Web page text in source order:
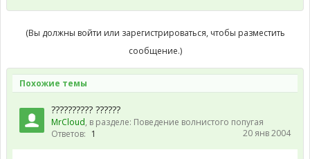
(Вы должны войти или зарегистрироваться, чтобы разместить
сообщение.)
Похожие темы
?????????? ??????
MrCloud, в разделе: Поведение волнистого попугая
Ответов: 1 20 янв 2004